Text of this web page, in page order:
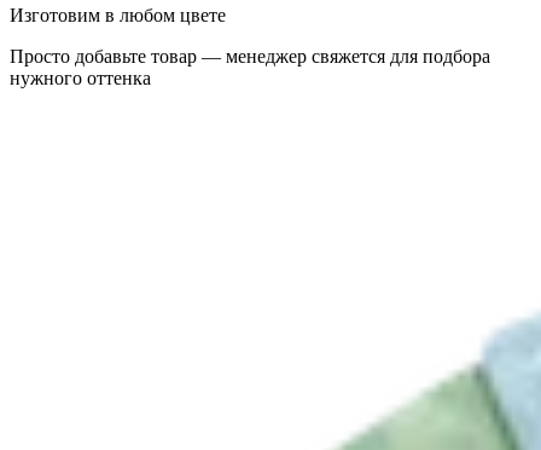
Изготовим в любом цвете
Просто добавьте товар — менеджер свяжется для подбора
нужного оттенка